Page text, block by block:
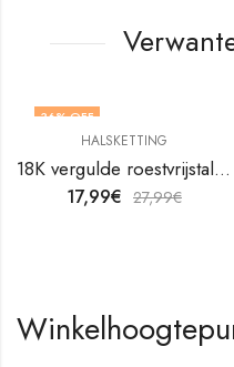
36% OFF
HALSKETTING
18K vergulde roestvrijstalen halsketting van V&F Juweliers
17,99€ 27,99€